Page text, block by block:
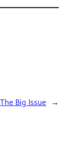
The Big Issue →